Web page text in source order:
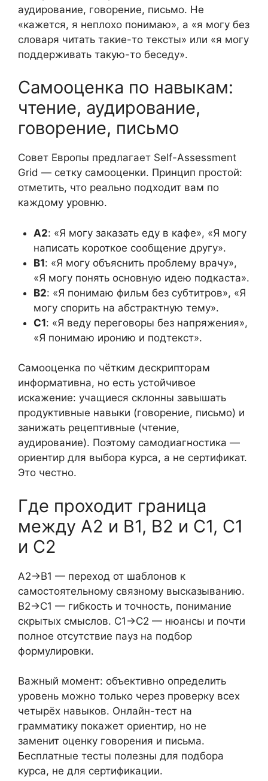
аудирование, говорение, письмо. Не
«кажется, я неплохо понимаю», а «я могу без
словаря читать такие-то тексты» или «я могу
поддерживать такую-то беседу».
Самооценка по навыкам:
чтение, аудирование,
говорение, письмо
Совет Европы предлагает Self-Assessment
Grid — сетку самооценки. Принцип простой:
отметить, что реально подходит вам по
каждому уровню.
A2: «Я могу заказать еду в кафе», «Я могу
написать короткое сообщение другу».
B1: «Я могу объяснить проблему врачу»,
«Я могу понять основную идею подкаста».
B2: «Я понимаю фильм без субтитров», «Я
могу спорить на абстрактную тему».
C1: «Я веду переговоры без напряжения»,
«Я понимаю иронию и подтекст».
Самооценка по чётким дескрипторам
информативна, но есть устойчивое
искажение: учащиеся склонны завышать
продуктивные навыки (говорение, письмо) и
занижать рецептивные (чтение,
аудирование). Поэтому самодиагностика —
ориентир для выбора курса, а не сертификат.
Это честно.
Где проходит граница
между A2 и B1, B2 и C1, C1
и C2
A2→B1 — переход от шаблонов к
самостоятельному связному высказыванию.
B2→C1 — гибкость и точность, понимание
скрытых смыслов. C1→C2 — нюансы и почти
полное отсутствие пауз на подбор
формулировки.
Важный момент: объективно определить
уровень можно только через проверку всех
четырёх навыков. Онлайн-тест на
грамматику покажет ориентир, но не
заменит оценку говорения и письма.
Бесплатные тесты полезны для подбора
курса, не для сертификации.